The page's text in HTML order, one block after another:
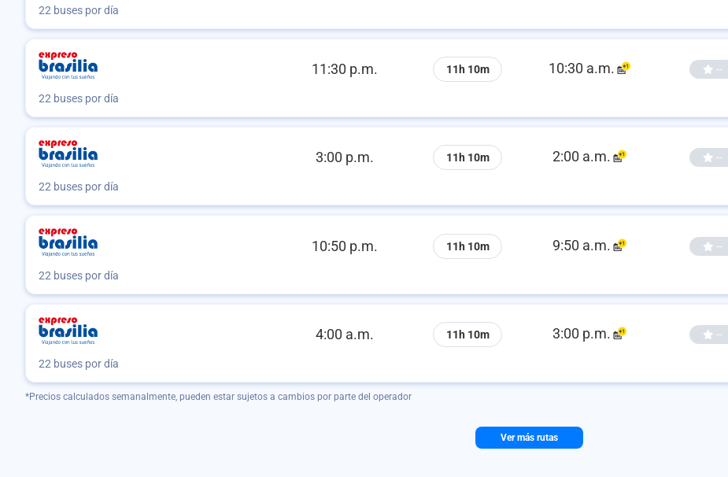
22 buses por día
11:30 p.m. 11h 10m 10:30 a.m. --
22 buses por día
3:00 p.m. 11h 10m 2:00 a.m. --
22 buses por día
10:50 p.m. 11h 10m 9:50 a.m. --
22 buses por día
4:00 a.m. 11h 10m 3:00 p.m. --
22 buses por día
*Precios calculados semanalmente, pueden estar sujetos a cambios por parte del operador
Ver más rutas